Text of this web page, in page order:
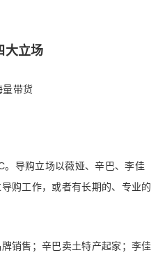
大立场
。导购立场以薇娅、辛巴、李佳
购工作，或者有长期的、专业的
销售；辛巴卖土特产起家；李佳